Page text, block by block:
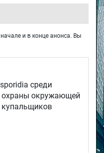
и в конце анонса. Вы
среди
охраны окружающей
купальщиков